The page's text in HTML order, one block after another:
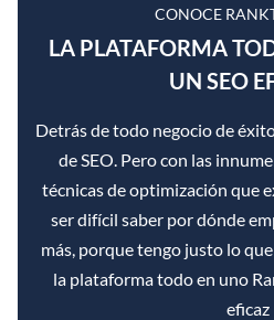
CONOCE
LA PLATAFORMA
UN SEO
Detrás de todo negocio de
de SEO. Pero con las
técnicas de optimización que
ser difícil saber por dónde
más, porque tengo justo lo
la plataforma todo en uno
eficaz